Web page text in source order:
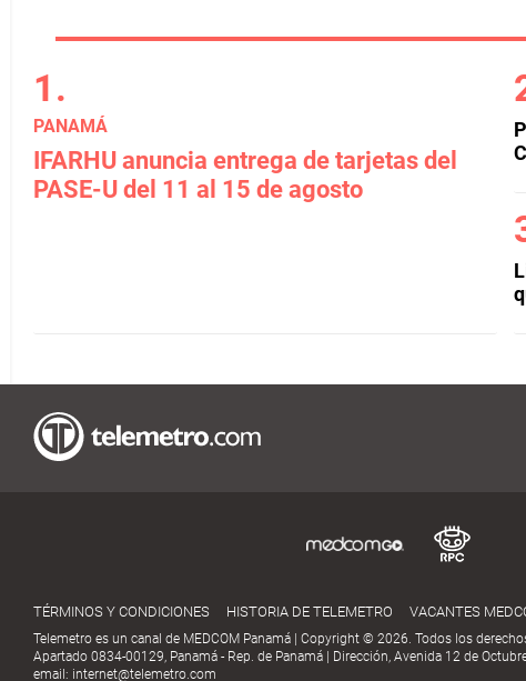
PANAMÁ
IFARHU anuncia entrega de tarjetas del
PASE-U del 11 al 15 de agosto
TÉRMINOS Y CONDICIONES HISTORIA DE TELEMETRO VACANTES
Telemetro es un canal de MEDCOM Panamá | Copyright © 2026. Todos los
Apartado 0834-00129, Panamá - Rep. de Panamá | Dirección, Avenida 12 de
email: internet@telemetro.com